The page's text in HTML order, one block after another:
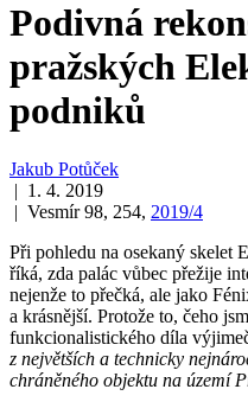
Podivná
pražských
podniků
Jakub Potůček
| 1. 4. 2019
| Vesmír 98, 254, 2019/4
Při pohledu na osekaný skelet
říká, zda palác vůbec přežije
nejenže to přečká, ale jako
a krásnější. Protože to, čeho
funkcionalistického díla
z největších a technicky
chráněného objektu na území